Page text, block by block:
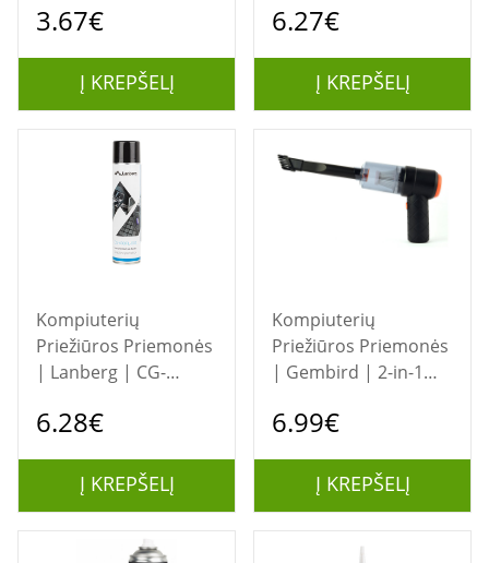
3910 | Cleaning Gel |
3.67€
Į KREPŠELĮ
6.27€
Į KREPŠELĮ
Kompiuterių
Priežiūros Priemonės
| Lanberg | CG-
Duster | 600 ml
6.28€
Į KREPŠELĮ
Kompiuterių
Priežiūros Priemonės
| Gembird | 2-in-1
cleaner | CK-MVC-01
cleaner
6.99€
Į KREPŠELĮ